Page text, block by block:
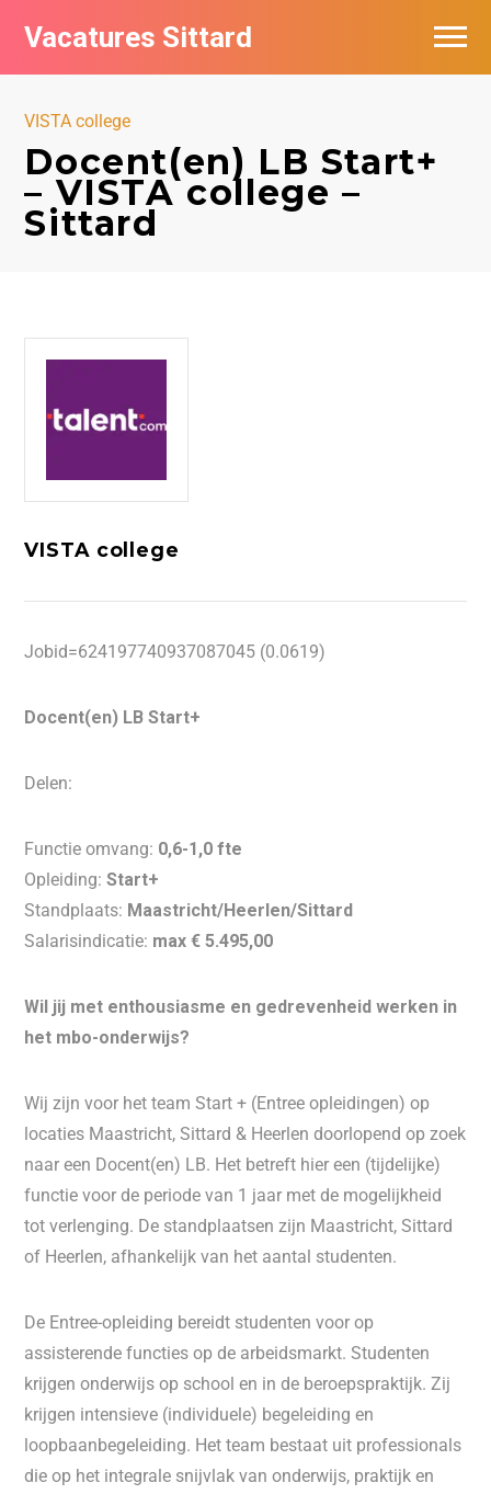
Vacatures Sittard
VISTA college
Docent(en) LB Start+
– VISTA college –
Sittard
VISTA college
Jobid=624197740937087045 (0.0619)
Docent(en) LB Start+
Delen:
Functie omvang: 0,6-1,0 fte
Opleiding:Start+
Standplaats: Maastricht/Heerlen/Sittard
Salarisindicatie: max € 5.495,00
Wil jij met enthousiasme en gedrevenheid werken in
het mbo-onderwijs?
Wij zijn voor het team Start + (Entree opleidingen) op
locaties Maastricht, Sittard & Heerlen doorlopend op zoek
naar een Docent(en) LB. Het betreft hier een (tijdelijke)
functie voor de periode van 1 jaar met de mogelijkheid
tot verlenging. De standplaatsen zijn Maastricht, Sittard
of Heerlen, afhankelijk van het aantal studenten.
De Entree-opleiding bereidt studenten voor op
assisterende functies op de arbeidsmarkt. Studenten
krijgen onderwijs op school en in de beroepspraktijk. Zij
krijgen intensieve (individuele) begeleiding en
loopbaanbegeleiding. Het team bestaat uit professionals
die op het integrale snijvlak van onderwijs, praktijk en
Vacatures per bedrijf
De populairste vacatures in Sittard